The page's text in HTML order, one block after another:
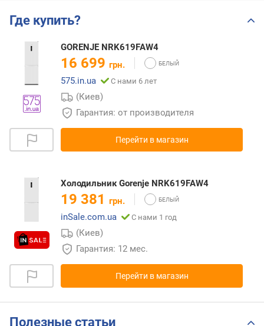
Где купить?
GORENJE NRK619FAW4
16 699 грн.
575.in.ua
С нами 6 лет
(Киев)
Гарантия: от производителя
Перейти в магазин
Холодильник Gorenje NRK619FAW4
19 381 грн.
inSale.com.ua
С нами 1 год
(Киев)
Гарантия: 12 мес.
Перейти в магазин
Полезные статьи